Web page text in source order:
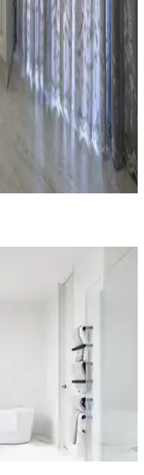
çalışma,
Doğru
yaratmak
Fonksiyonel
mevcut pencere
tarzı önemlidir.
filmler estetik ve